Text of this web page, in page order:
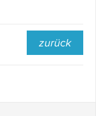
zurück